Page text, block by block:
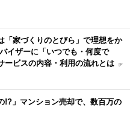
「家づくりのとびら」で理想をか
イザーに「いつでも・何度で
ービスの内容・利用の流れとは [P
!?」マンション売却で、数百万の